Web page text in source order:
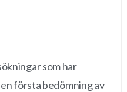
som har
första bedömning av